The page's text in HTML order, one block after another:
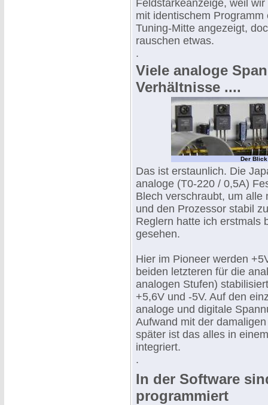
Feldstärkeanzeige, weil
mit identischem
Tuning-Mitte angezeigt,
rauschen etwas.
.
Viele analoge
Verhältnisse ....
Der
Das ist erstaunlich. Die
analoge (T0-220 / 0,5A)
Blech verschraubt, um alle
und den Prozessor stabil
Reglern hatte ich erstmals
gesehen.
Hier im Pioneer werden
beiden letzteren für die
analogen Stufen)
+5,6V und -5V. Auf den
analoge und digitale
Aufwand mit der
später ist das alles in
integriert.
.
In der Software
programmiert